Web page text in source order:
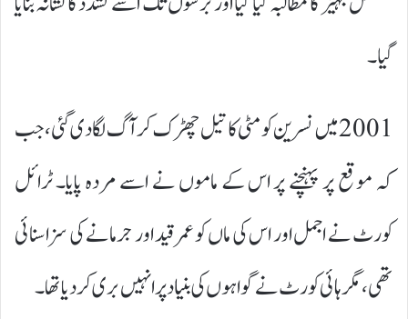
گیا۔
2001 میں نسرین کو مٹی کا تیل چھڑک کر آگ لگا دی گئی، جب
کہ موقع پر پہنچنے پر اس کے ماموں نے اسے مردہ پایا۔ ٹرائل
کورٹ نے اجمل اور اس کی ماں کو عمر قید اور جرمانے کی سزا سنائی
تھی، مگر ہائی کورٹ نے گواہوں کی بنیاد پر انہیں بری کر دیا تھا۔